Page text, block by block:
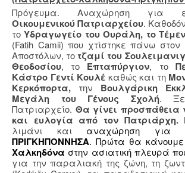
Πρόγευμα. Αναχώρηση για
Οικουμενικού Πατριαρχείου.
τοΥδραγωγείο του Ουράλη, το
(Fatih Camii) που χτίστηκε πάνω
Αποστόλων, το τζαμί του
Θεοδοσίου, το Επταπύργιον, το
Κάστρο Γεντί Κουλέ καθώς και τη
Κερκόπορτα, την Βουλγάρικη
Μεγάλη του Γένους Σχολή.
Πατριαρχείο. Θα γίνει προσπάθεια
και ευλογία από τον Πατριάρχη.
λιμάνι και αναχώρηση για
ΠΡΙΓΚΗΠΟΝΝΗΣΑ. Πρώτα θα
Χαλκηδόνα στην ασιατική πλευρά
για την παραλιακή της ζώνη, τη